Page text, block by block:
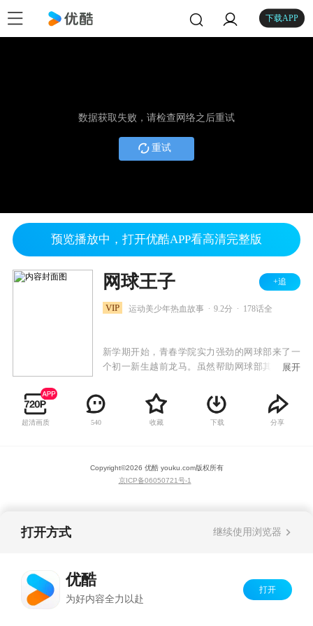
下载APP
数据获取失败，请检查网络之后重试
重试
预览播放中，打开优酷APP看高清完整版
网球王子 +追
VIP 运动美少年热血故事 9.2分 178话全
新学期开始，青春学院实力强劲的网球部来了一
个初一新生越前龙马。虽然帮助网球部其他新生
以，于是很快就和前辈用比赛决胜负。出人意料
的是他的实力也确实高的惊人，引起了网球部指
导和社长手冢的注意，并破例将他选入正式队员
展开
超清画质 540 收藏 下载 分享
Copyright©2026 优酷 youku.com版权所有
京ICP备06050721号-1
打开方式 继续使用浏览器
优酷
为好内容全力以赴
打开